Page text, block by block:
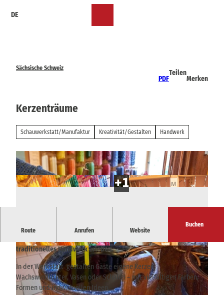
DE
Sächsische Schweiz
PDF
Teilen
Merken
Kerzenträume
Schauwerkstatt/Manufaktur Kreativität/Gestalten Handwerk
© Achim Meurer |CC-BY-SA © Achim Meurer |CC-BY-SA
Route Anrufen Website
Buchen
Hier können Gäste selbst Kerzen ziehen, kreativ gestalten und
traditionelles Handwerk erleben.
In der Werkstatt gestalten Gäste eigene Kerzen,
Wachswindlichter, Vasen oder Schalen – mit vielfältigen Farben,
Formen und individuellen Ideen.